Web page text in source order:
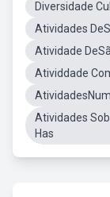
Diversidade
Atividades
Atividade
Atividdade
Atividades
Has